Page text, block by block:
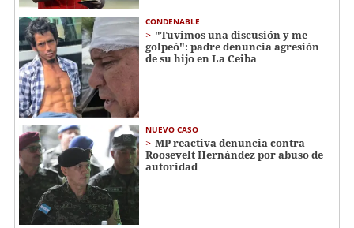
CONDENABLE
"Tuvimos una discusión y me
golpeó": padre denuncia agresión
de su hijo en La Ceiba
NUEVO CASO
MP reactiva denuncia contra
Roosevelt Hernández por abuso de
autoridad